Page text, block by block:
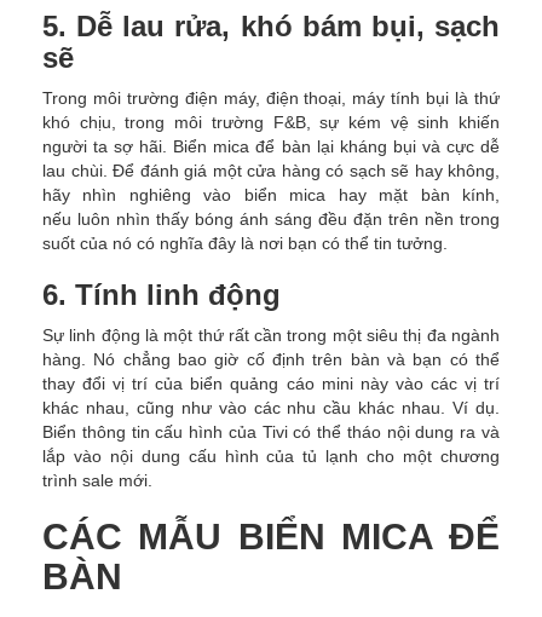
5. Dễ lau rửa, khó bám bụi, sạch
sẽ
Trong môi trường điện máy, điện thoại, máy tính bụi là thứ
khó chịu, trong môi trường F&B, sự kém vệ sinh khiến
người ta sợ hãi. Biển mica để bàn lại kháng bụi và cực dễ
lau chùi. Để đánh giá một cửa hàng có sạch sẽ hay không,
hãy nhìn nghiêng vào biển mica hay mặt bàn kính,
nếu luôn nhìn thấy bóng ánh sáng đều đặn trên nền trong
suốt của nó có nghĩa đây là nơi bạn có thể tin tưởng.
6. Tính linh động
Sự linh động là một thứ rất cần trong một siêu thị đa ngành
hàng. Nó chẳng bao giờ cố định trên bàn và bạn có thể
thay đổi vị trí của biển quảng cáo mini này vào các vị trí
khác nhau, cũng như vào các nhu cầu khác nhau. Ví dụ.
Biển thông tin cấu hình của Tivi có thể tháo nội dung ra và
lắp vào nội dung cấu hình của tủ lạnh cho một chương
trình sale mới.
CÁC MẪU BIỂN MICA ĐỂ
BÀN